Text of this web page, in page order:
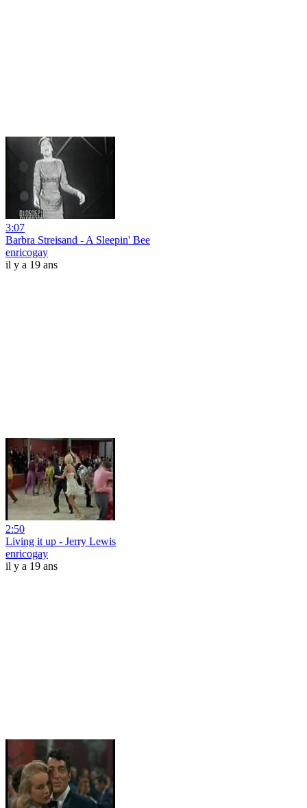
3:07
Barbra Streisand - A Sleepin' Bee
enricogay
il y a 19 ans
2:50
Living it up - Jerry Lewis
enricogay
il y a 19 ans